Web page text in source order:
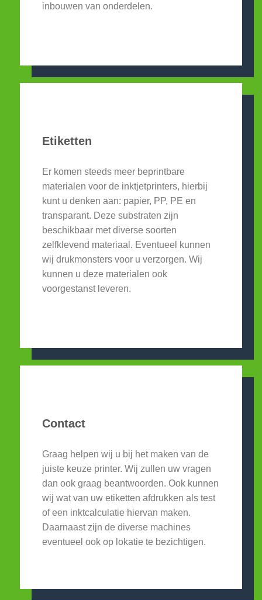
inbouwen van onderdelen.
Etiketten
Er komen steeds meer beprintbare
materialen voor de inktjetprinters, hierbij
kunt u denken aan: papier, PP, PE en
transparant. Deze substraten zijn
beschikbaar met diverse soorten
zelfklevend materiaal. Eventueel kunnen
wij drukmonsters voor u verzorgen. Wij
kunnen u deze materialen ook
voorgestanst leveren.
Contact
Graag helpen wij u bij het maken van de
juiste keuze printer. Wij zullen uw vragen
dan ook graag beantwoorden. Ook kunnen
wij wat van uw etiketten afdrukken als test
of een inktcalculatie hiervan maken.
Daarnaast zijn de diverse machines
eventueel ook op lokatie te bezichtigen.